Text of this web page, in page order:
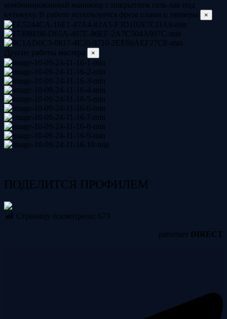
комбинированный маникюр с покрытием гель лак под
кутикулу. В работе используется фреза пламя и твизеры
×
Другие работы мастера ×
ПОДЕЛИТСЯ ПРОФИЛЕМ
Страницу посмотрели: 673
работает DIRECT